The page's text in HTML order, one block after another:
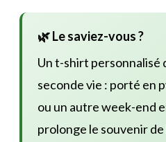
🌿 Le saviez-vous ?
Un t-shirt personnalisé
seconde vie : porté en
ou un autre week-end
prolonge le souvenir de